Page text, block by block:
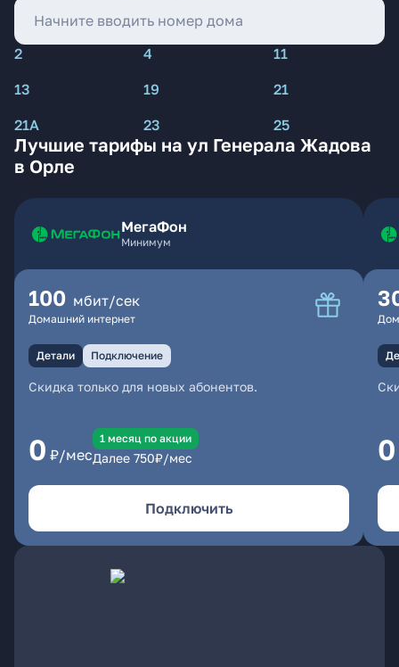
2 4
11
13
19
21
21А
23 25
Лучшие тарифы на ул Генерала Жадова
в Орле
МегаФон
Минимум
100 мбит/сек
Домашний интернет
Детали Подключение
Скидка только для новых абонентов.
0 ₽/мес
1 месяц по акции
Далее 750₽/мес
Подключить
0